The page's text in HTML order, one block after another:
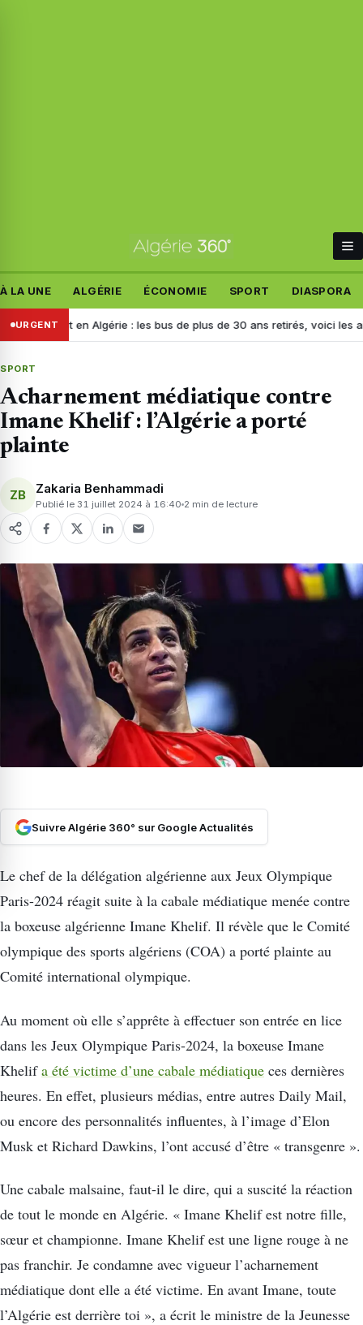
À LA UNE ALGÉRIE ÉCONOMIE SPORT DIASPORA
URGENT
en Algérie : les bus de plus de 30 ans retirés, voici les aides
SPORT
Acharnement médiatique contre
Imane Khelif : l’Algérie a porté
plainte
ZB Zakaria Benhammadi
Publié le 31 juillet 2024 à 16:40 2 min de lecture
Suivre Algérie 360° sur Google Actualités
Le chef de la délégation algérienne aux Jeux Olympique
Paris-2024 réagit suite à la cabale médiatique menée contre
la boxeuse algérienne Imane Khelif. Il révèle que le Comité
olympique des sports algériens (COA) a porté plainte au
Comité international olympique.
Au moment où elle s’apprête à effectuer son entrée en lice
dans les Jeux Olympique Paris-2024, la boxeuse Imane
Khelifa été victime d’une cabale médiatique ces dernières
heures. En effet, plusieurs médias, entre autres Daily Mail,
ou encore des personnalités influentes, à l’image d’Elon
Musk et Richard Dawkins, l’ont accusé d’être « transgenre ».
Une cabale malsaine, faut-il le dire, qui a suscité la réaction
de tout le monde en Algérie. « Imane Khelif est notre fille,
sœur et championne. Imane Khelif est une ligne rouge à ne
pas franchir. Je condamne avec vigueur l’acharnement
médiatique dont elle a été victime. En avant Imane, toute
l’Algérie est derrière toi », a écrit le ministre de la Jeunesse